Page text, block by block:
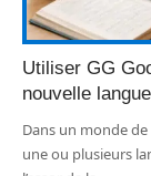
Utiliser GG
nouvelle
Dans un monde
une ou plusieurs